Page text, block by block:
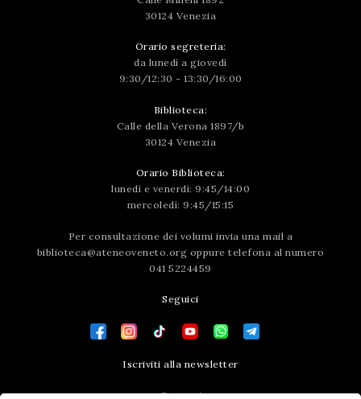
30124 Venezia
Orario segreteria:
da lunedì a giovedì
9:30/12:30 - 13:30/16:00
Biblioteca:
Calle della Verona 1897/b
30124 Venezia
Orario Biblioteca:
lunedì e venerdì: 9:45/14:00
mercoledì: 9:45/15:15
Per consultazione dei volumi invia una mail a
biblioteca@ateneoveneto.org oppure telefona al numero
041 5224459
Seguici
Iscriviti alla newsletter
Contatti